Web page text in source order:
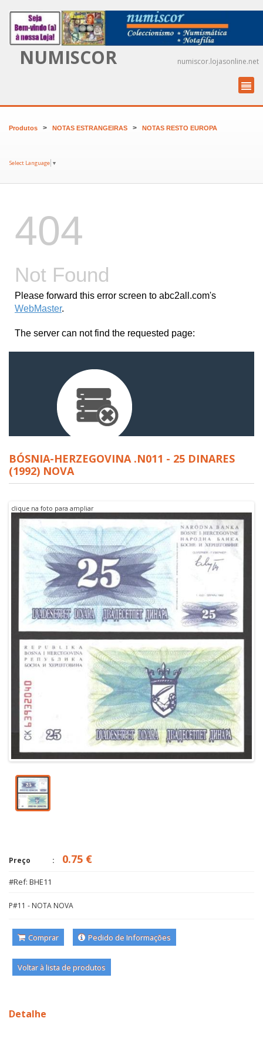
NUMISCOR numiscor.lojasonline.net
Produtos > NOTAS ESTRANGEIRAS > NOTAS RESTO EUROPA
Select Language ▼
BÓSNIA-HERZEGOVINA .N011 - 25 DINARES
(1992) NOVA
clique na foto para ampliar
Preço 0.75 €
#Ref: BHE11
P#11 - NOTA NOVA
Comprar Pedido de Informações
Voltar à lista de produtos
Detalhe